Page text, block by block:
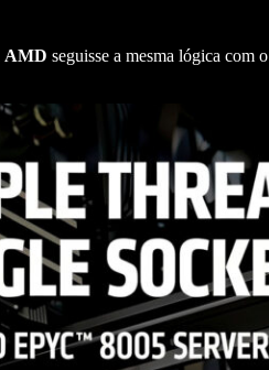
AMD seguisse a mesma lógica com o